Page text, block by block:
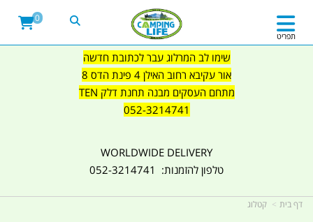
שימו לב המרלוג עבר לכתובת חדשה
אור עקיבא רחוב האילן 4 פינת הדס 8
מתחם העסקים מבנה תחנת דלק TEN
052-3214741
WORLDWIDE DELIVERY
טלפון להזמנות: 052-3214741
תפריט
0
דף בית קטלוג